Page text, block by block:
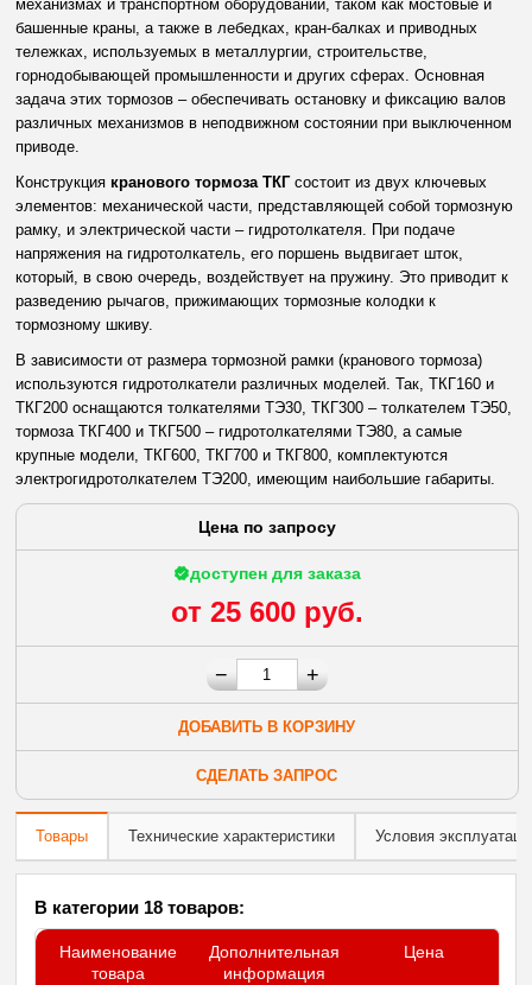
механизмах и транспортном оборудовании, таком как мостовые и
башенные краны, а также в лебедках, кран-балках и приводных
тележках, используемых в металлургии, строительстве,
горнодобывающей промышленности и других сферах. Основная
задача этих тормозов – обеспечивать остановку и фиксацию валов
различных механизмов в неподвижном состоянии при выключенном
приводе.
Конструкция кранового тормоза ТКГсостоит из двух ключевых
элементов: механической части, представляющей собой тормозную
рамку, и электрической части – гидротолкателя. При подаче
напряжения на гидротолкатель, его поршень выдвигает шток,
который, в свою очередь, воздействует на пружину. Это приводит к
разведению рычагов, прижимающих тормозные колодки к
тормозному шкиву.
В зависимости от размера тормозной рамки (кранового тормоза)
используются гидротолкатели различных моделей. Так, ТКГ160 и
ТКГ200 оснащаются толкателями ТЭ30, ТКГ300 – толкателем ТЭ50,
тормоза ТКГ400 и ТКГ500 – гидротолкателями ТЭ80, а самые
крупные модели, ТКГ600, ТКГ700 и ТКГ800, комплектуются
электрогидротолкателем ТЭ200, имеющим наибольшие габариты.
Цена по запросу
доступен для заказа
от 25 600 руб.
− +
ДОБАВИТЬ В КОРЗИНУ
СДЕЛАТЬ ЗАПРОС
Товары Технические характеристики Условия
В категории 18 товаров:
Наименование
товара
Дополнительная
информация
Цена